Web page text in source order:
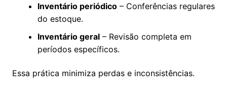
Inventário periódico– Conferências regulares
do estoque.
Inventário geral– Revisão completa em
períodos específicos.
Essa prática minimiza perdas e inconsistências.